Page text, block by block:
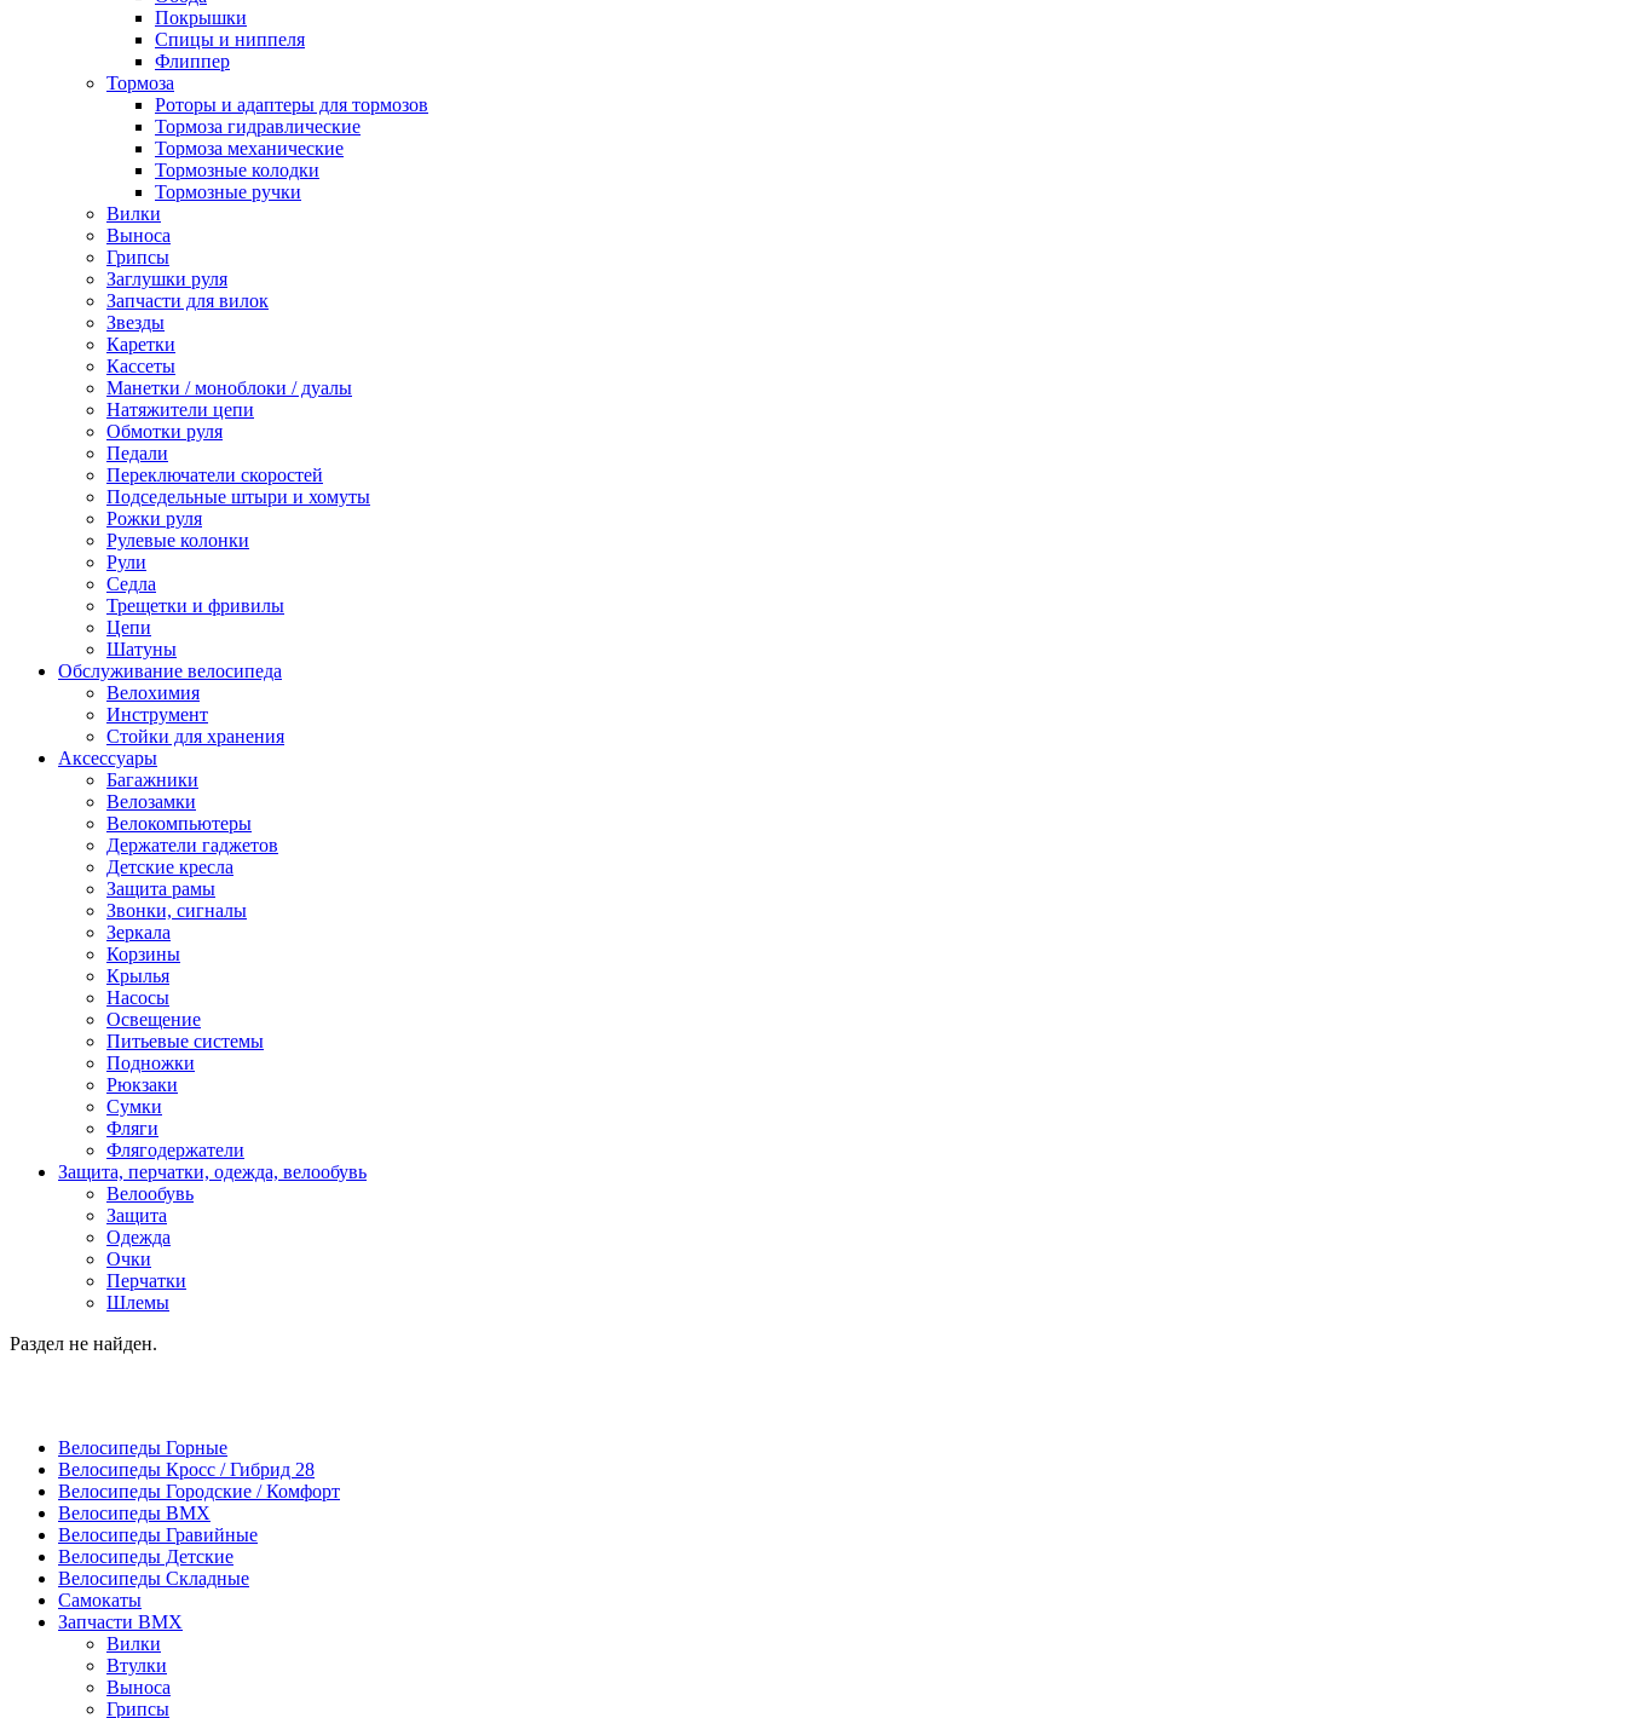
Покрышки
Спицы и ниппеля
Флиппер
Тормоза
Роторы и адаптеры для тормозов
Тормоза гидравлические
Тормоза механические
Тормозные колодки
Тормозные ручки
Вилки
Выноса
Грипсы
Заглушки руля
Запчасти для вилок
Звезды
Каретки
Кассеты
Манетки / моноблоки / дуалы
Натяжители цепи
Обмотки руля
Педали
Переключатели скоростей
Подседельные штыри и хомуты
Рожки руля
Рулевые колонки
Рули
Седла
Трещетки и фривилы
Цепи
Шатуны
Обслуживание велосипеда
Велохимия
Инструмент
Стойки для хранения
Аксессуары
Багажники
Велозамки
Велокомпьютеры
Держатели гаджетов
Детские кресла
Защита рамы
Звонки, сигналы
Зеркала
Корзины
Крылья
Насосы
Освещение
Питьевые системы
Подножки
Рюкзаки
Сумки
Фляги
Флягодержатели
Защита, перчатки, одежда, велообувь
Велообувь
Защита
Одежда
Очки
Перчатки
Шлемы
Раздел не найден.
Велосипеды Горные
Велосипеды Кросс / Гибрид 28
Велосипеды Городские / Комфорт
Велосипеды BMX
Велосипеды Гравийные
Велосипеды Детские
Велосипеды Складные
Самокаты
Запчасти BMX
Вилки
Втулки
Выноса
Грипсы